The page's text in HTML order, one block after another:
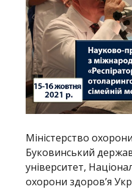
Міністерство
Буковинський
університет,
охорони здоров’я